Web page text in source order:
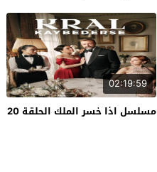
02:19:59
مسلسل اذا خسر الملك الحلقة 20